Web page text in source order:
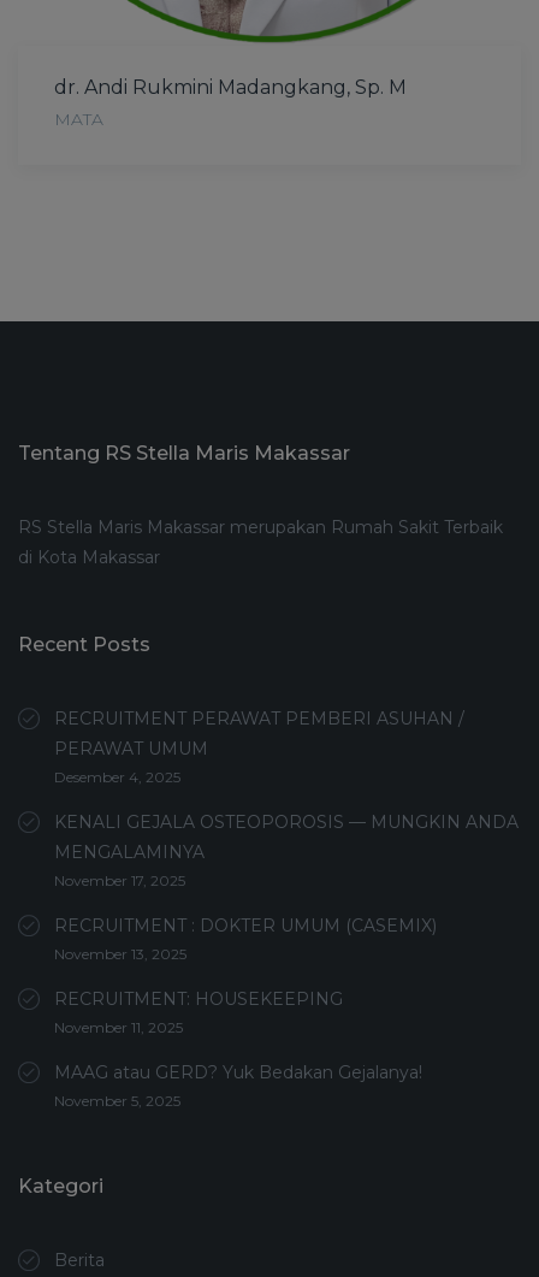
dr. Andi Rukmini Madangkang, Sp. M
MATA
Tentang RS Stella Maris Makassar
RS Stella Maris Makassar merupakan Rumah Sakit Terbaik
di Kota Makassar
Recent Posts
RECRUITMENT PERAWAT PEMBERI ASUHAN /
PERAWAT UMUM
Desember 4, 2025
KENALI GEJALA OSTEOPOROSIS — MUNGKIN ANDA
MENGALAMINYA
November 17, 2025
RECRUITMENT : DOKTER UMUM (CASEMIX)
November 13, 2025
RECRUITMENT: HOUSEKEEPING
November 11, 2025
MAAG atau GERD? Yuk Bedakan Gejalanya!
November 5, 2025
Kategori
Berita